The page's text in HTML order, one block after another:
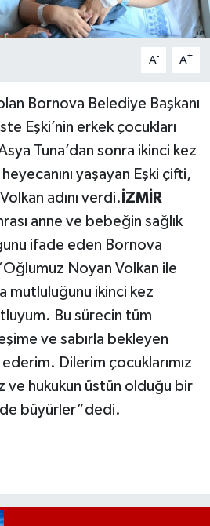
A- A+
Bornova Belediye Başkanı
Eşki’nin erkek çocukları
Tuna’dan sonra ikinci kez
yaşayan Eşki çifti,
adını verdi. İZMİR
anne ve bebeğin sağlık
ifade eden Bornova
Noyan Volkan ile
mutluluğunu ikinci kez
Bu sürecin tüm
ve sabırla bekleyen
ederim. Dilerim çocuklarımız
ve hukukun üstün olduğu bir
büyürler”dedi.